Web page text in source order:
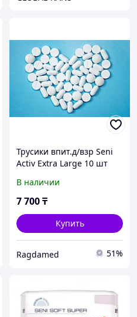
Трусики впит.д/взр Seni
Activ Extra Large 10 шт
В наличии
7 700₸
Купить
Ragdamed 51%